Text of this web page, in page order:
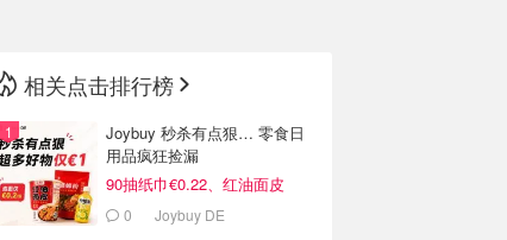
相关点击排行榜
Joybuy 秒杀有点狠… 零食日
用品疯狂捡漏
90抽纸巾€0.22、红油面皮
€0.99
0 Joybuy DE